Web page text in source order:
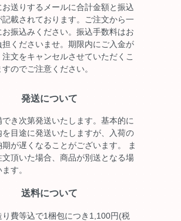
お送りするメールに合計金額と振込
記載されております。ご注文から一
振込みください。振込手数料はお
担くださいませ。期限内にご入金が
注文をキャンセルさせていただくこ
のでご注意ください。
発送について
き次第発送いたします。基本的に
を目途に発送いたしますが、入荷の
が遅くなることがございます。 ま
文頂いた場合、商品が別送となる場
す。
送料について
り費等込で1梱包につき1,100円(税